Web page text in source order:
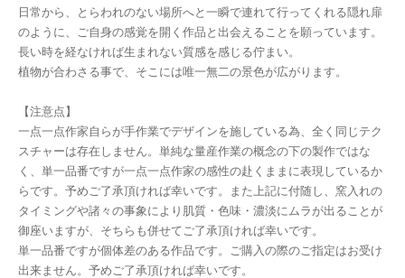
日常から、とらわれのない場所へと一瞬で連れて行ってくれる隠れ扉
のように、ご自身の感覚を開く作品と出会えることを願っています。
長い時を経なければ生まれない質感を感じる佇まい。
植物が合わさる事で、そこには唯一無二の景色が広がります。
【注意点】
一点一点作家自らが手作業でデザインを施している為、全く同じテク
スチャーは存在しません。単純な量産作業の概念の下の製作ではな
く、単一品番ですが一点一点作家の感性の赴くままに表現しているか
らです。予めご了承頂ければ幸いです。また上記に付随し、窯入れの
タイミングや諸々の事象により肌質・色味・濃淡にムラが出ることが
御座いますが、そちらも併せてご了承頂ければ幸いです。
単一品番ですが個体差のある作品です。ご購入の際のご指定はお受け
出来ません。予めご了承頂ければ幸いです。